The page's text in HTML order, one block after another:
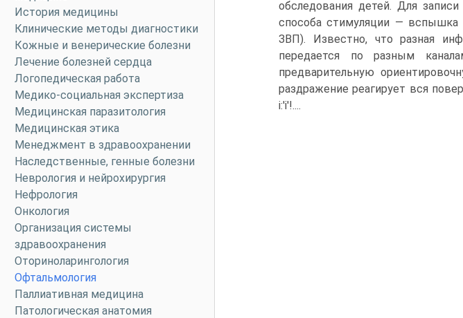
История медицины
Клинические методы диагностики
Кожные и венерические болезни
Лечение болезней сердца
Логопедическая работа
Медико-социальная экспертиза
Медицинская паразитология
Медицинская этика
Менеджмент в здравоохранении
Наследственные, генные болезни
Неврология и нейрохирургия
Нефрология
Онкология
Организация системы
здравоохранения
Оториноларингология
Офтальмология
Паллиативная медицина
Патологическая анатомия
обследования детей. Для
способа стимуляции —
ЗВП). Известно, что разная
передается по разным
предварительную
раздражение реагирует вся
і:'і'!....